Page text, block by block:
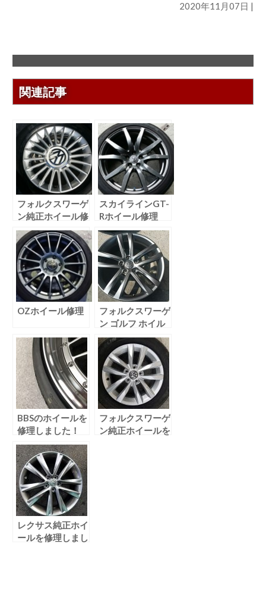
2020年11月07日 |
関連記事
フォルクスワーゲ
ン純正ホイール修
理
スカイラインGT-
Rホイール修理
OZホイール修理
フォルクスワーゲ
ン ゴルフ ホイル
修理
BBSのホイールを
修理しました！
フォルクスワーゲ
ン純正ホイールを
レクサス純正ホイ
ールを修理しまし